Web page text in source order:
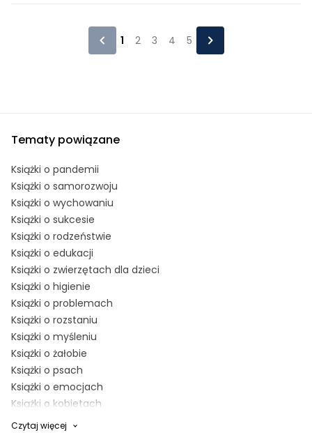
1 2 3 4 5
Tematy powiązane
Książki o pandemii
Książki o samorozwoju
Książki o wychowaniu
Książki o sukcesie
Książki o rodzeństwie
Książki o edukacji
Książki o zwierzętach dla dzieci
Książki o higienie
Książki o problemach
Książki o rozstaniu
Książki o myśleniu
Książki o żałobie
Książki o psach
Książki o emocjach
Książki o kobietach
Książki o inteligencji
Czytaj więcej